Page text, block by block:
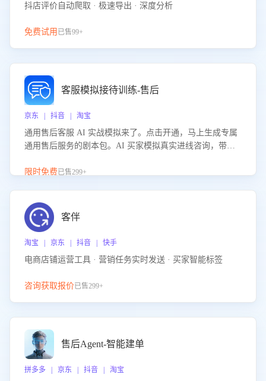
抖店评价自动爬取 · 极速导出 · 深度分析
免费试用 已售99+
客服模拟接待训练-售后
京东 | 抖音 | 淘宝
通用售后客服 AI 实战模拟来了。点击开通，马上生成专属
通用售后服务的剧本包。AI 买家模拟真实进线咨询，带您
的应对要点，轻松提升服务能力。
限时免费已售299+
客伴
淘宝 | 京东 | 抖音 | 快手
电商店铺运营工具 · 营销任务实时发送 · 买家智能标签
咨询获取报价已售299+
售后Agent-智能建单
拼多多 | 京东 | 抖音 | 淘宝